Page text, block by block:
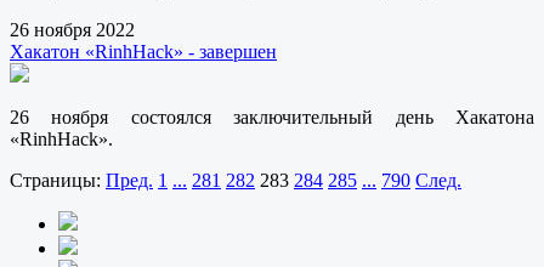
26 ноября 2022
Хакатон «RinhHack» - завершен
26 ноября состоялся заключительный день Хакатона
«RinhHack».
Страницы: Пред. 1 ... 281 282 283 284 285 ... 790 След.